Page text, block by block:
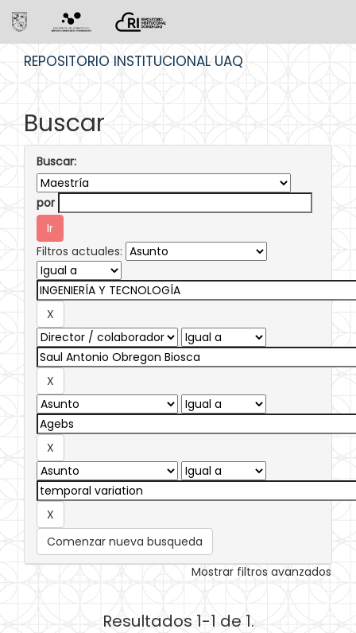
REPOSITORIO INSTITUCIONAL UAQ
Buscar
Buscar:
por
Filtros actuales:
Comenzar nueva busqueda
Mostrar filtros avanzados
Resultados 1-1 de 1.